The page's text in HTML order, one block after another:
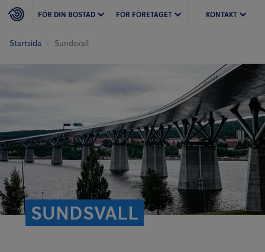
FÖR DIN BOSTAD FÖR FÖRETAGET KONTAKT
Startsida Sundsvall
SUNDSVALL